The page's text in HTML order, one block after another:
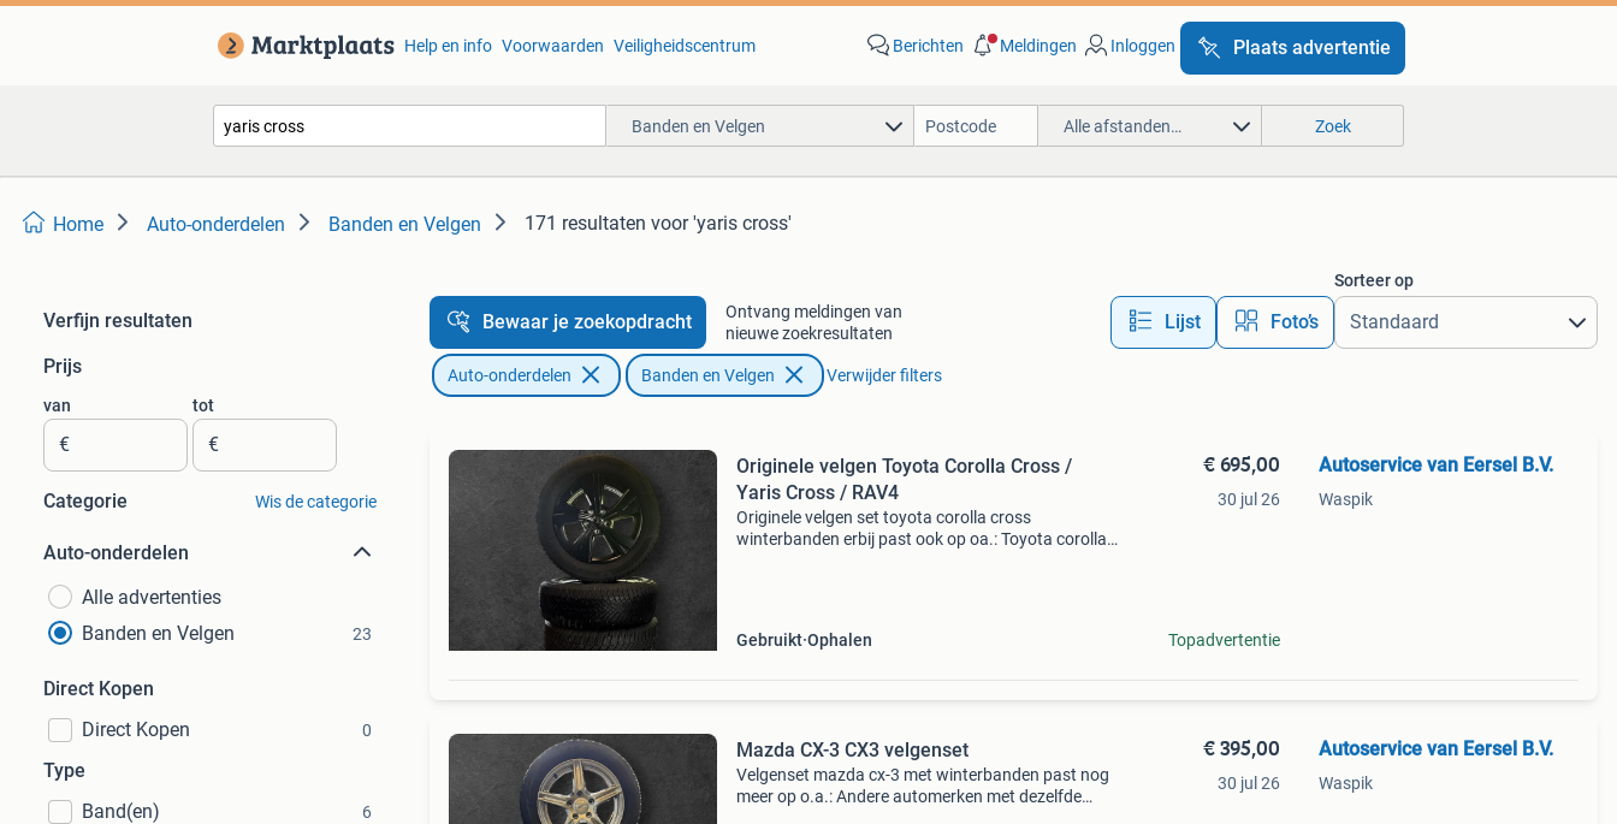
Help en info Voorwaarden Veiligheidscentrum Berichten Meldingen Inloggen Plaats advertentie
Banden en Velgen Alle afstanden… Zoek
Home Auto-onderdelen Banden en Velgen 171 resultaten voor 'yaris cross'
Verfijn resultaten
Prijs
van
€
tot
€
Categorie Wis de categorie
Auto-onderdelen
Alle advertenties
Banden en Velgen
23
Direct Kopen
Direct Kopen
0
Type
Band(en)
6
Bewaar je zoekopdracht
Ontvang meldingen van
nieuwe zoekresultaten
Lijst Foto’s
Sorteer op
Auto-onderdelen Banden en Velgen Verwijder filters
Originele velgen Toyota Corolla Cross /
Yaris Cross / RAV4
Originele velgen set toyota corolla cross
winterbanden erbij past ook op oa.: Toyota corolla
Gebruikt Ophalen
€ 695,00
30 jul 26
Topadvertentie
Autoservice van Eersel B.V.
Waspik
Mazda CX-3 CX3 velgenset
Velgenset mazda cx-3 met winterbanden past nog
meer op o.a.: Andere automerken met dezelfde
€ 395,00
30 jul 26
Autoservice van Eersel B.V.
Waspik